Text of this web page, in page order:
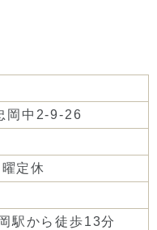
岡中2-9-26
定休
駅から徒歩13分